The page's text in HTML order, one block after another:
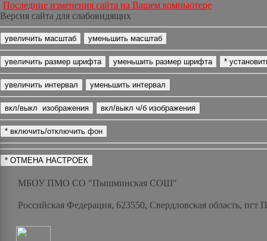
Последние изменения сайта на Вашем компьютере
Версия сайта для слабовидящих
МБОУ ПМО СО "Пышминская СОШ"
Российская Федерация, 623550, Свердловская область,